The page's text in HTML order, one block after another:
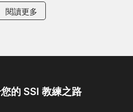
閱讀更多
的 SSI 教練之路